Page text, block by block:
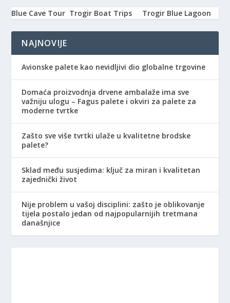
Blue Cave Tour Trogir Boat Trips Trogir Blue Lagoon
NAJNOVIJE
Avionske palete kao nevidljivi dio globalne trgovine
Domaća proizvodnja drvene ambalaže ima sve
važniju ulogu – Fagus palete i okviri za palete za
moderne tvrtke
Zašto sve više tvrtki ulaže u kvalitetne brodske
palete?
Sklad među susjedima: ključ za miran i kvalitetan
zajednički život
Nije problem u vašoj disciplini: zašto je oblikovanje
tijela postalo jedan od najpopularnijih tretmana
današnjice